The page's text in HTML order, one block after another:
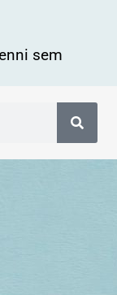
sem